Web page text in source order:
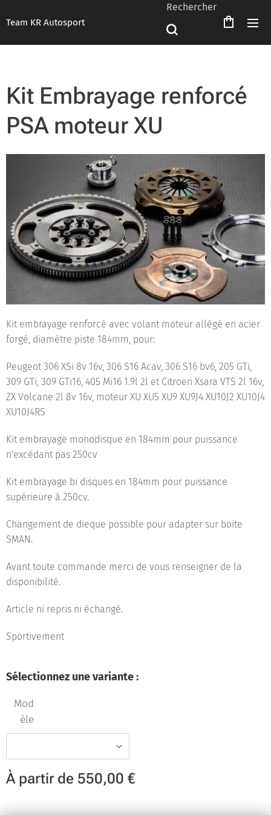
Team KR Autosport
Rechercher
Kit Embrayage renforcé
PSA moteur XU
Kit embrayage renforcé avec volant moteur allégé en acier
forgé, diamètre piste 184mm, pour:
Peugeot 306 XSi 8v 16v, 306 S16 Acav, 306 S16 bv6, 205 GTi,
309 GTi, 309 GTi16, 405 Mi16 1.9l 2l et Citroen Xsara VTS 2l 16v,
ZX Volcane 2l 8v 16v, moteur XU XU5 XU9 XU9J4 XU10J2 XU10J4
XU10J4RS
Kit embrayage monodisque en 184mm pour puissance
n'excédant pas 250cv
Kit embrayage bi disques en 184mm pour puissance
supérieure à 250cv.
Changement de dieque possible pour adapter sur boite
SMAN.
Avant toute commande merci de vous renseigner de la
disponibilité.
Article ni repris ni échangé.
Sportivement
Sélectionnez une variante :
Mod
èle
À partir de 550,00 €